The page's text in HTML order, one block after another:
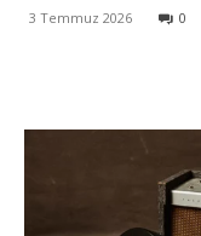
3 Temmuz 2026 0